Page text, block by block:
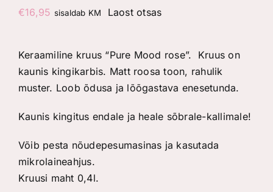
€16,95 sisaldab KM Laost otsas
Keraamiline kruus “Pure Mood rose”. Kruus on
kaunis kingikarbis. Matt roosa toon, rahulik
muster. Loob õdusa ja lõõgastava enesetunda.
Kaunis kingitus endale ja heale sõbrale-kallimale!
Võib pesta nõudepesumasinas ja kasutada
mikrolaineahjus.
Kruusi maht 0,4l.